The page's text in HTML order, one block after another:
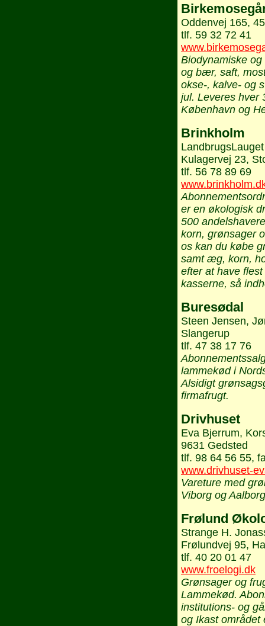
Oddenvej 165,
tlf. 59 32 72 41
Biodynamiske
og bær, saft,
okse-, kalve- og
jul. Leveres hver
København og
Brinkholm
Kulagervej 23,
tlf. 56 78 89 69
er en økologisk
500
korn, grønsager
os kan du købe
samt æg, korn,
efter at have
kasserne, så
Buresødal
Steen Jensen,
Slangerup
tlf. 47 38 17 76
lammekød i
Alsidigt
firmafrugt.
Drivhuset
Eva Bjerrum,
9631 Gedsted
tlf. 98 64 56 55,
www.drivhuset-
Vareture med
Viborg og
Frølund
Strange H.
Frølundvej 95,
tlf. 40 20 01 47
www.froelogi.dk
Grønsager og
Lammekød.
institutions- og
og Ikast området